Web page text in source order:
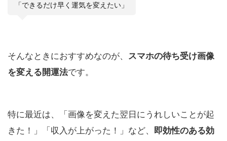
「できるだけ早く運気を変えたい」
そんなときにおすすめなのが、
スマホの待ち受け画像
を変える開運法です。
特に最近は、「画像を変えた翌日にうれしいことが起
きた！」「収入が上がった！」など、
即効性のある効